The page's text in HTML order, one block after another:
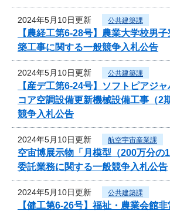
2024年5月10日更新 公共建築課
【農経工第6-28号】農業大学校男
築工事に関する一般競争入札公告
2024年5月10日更新 公共建築課
【産デ工第6-24号】ソフトピアジ
コア空調設備更新機械設備工事（2
競争入札公告
2024年5月10日更新 航空宇宙産業課
空宙博展示物「月模型（200万分の
委託業務に関する一般競争入札公告
2024年5月10日更新 公共建築課
【健工第6-26号】福祉・農業会館